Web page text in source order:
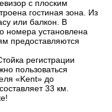
с плоским
гостиная зона. Из
или балкон. В
номера установлена
предоставляются
регистрации
пользоваться
«Kent» до
33 км.